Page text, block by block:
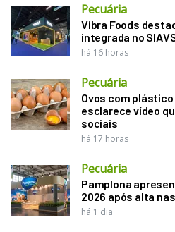
Pecuária
Vibra Foods
integrada no
há 16 horas
Pecuária
Ovos com
esclarece vídeo
sociais
há 17 horas
Pecuária
Pamplona
2026 após alta
há 1 dia